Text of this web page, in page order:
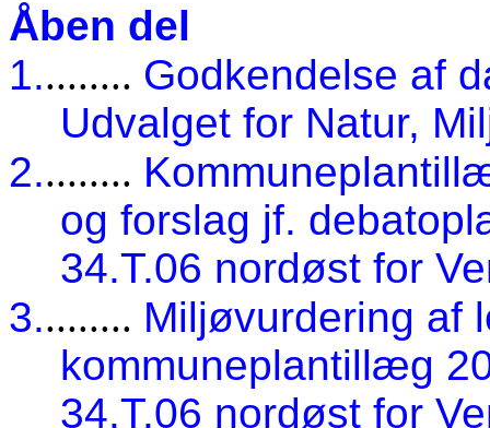
Åben del
1......... Godkendelse af
Udvalget for Natur,
2.........
og forslag jf.
34.T.06 nordøst for
3......... Miljøvurdering af
kommuneplantillæg
34.T.06 nordøst for